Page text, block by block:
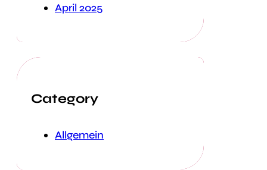
April 2025
Category
Allgemein